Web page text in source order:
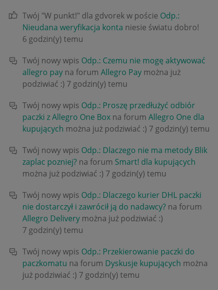
Twój "W punkt!" dla gdvorek w poście Odp.:
Nieudana weryfikacja konta niesie światu dobro!
6 godzin(y) temu
Twój nowy wpis Odp.: Czemu nie mogę aktywować
allegro pay na forum Allegro Pay można już
podziwiać :) 7 godzin(y) temu
Twój nowy wpis Odp.: Proszę przedłużyć odbiór
paczki z Allegro One Box na forum Allegro One dla
kupujących można już podziwiać :) 7 godzin(y) temu
Twój nowy wpis Odp.: Dlaczego nie ma metody Blik
zaplac pozniej? na forum Smart! dla kupujących
można już podziwiać :) 7 godzin(y) temu
Twój nowy wpis Odp.: Dlaczego kurier DHL paczki
nie dostarczył i zawrócił ją do nadawcy? na forum
Allegro Delivery można już podziwiać :)
7 godzin(y) temu
Twój nowy wpis Odp.: Przekierowanie paczki do
paczkomatu na forum Dyskusje kupujących można
już podziwiać :) 7 godzin(y) temu